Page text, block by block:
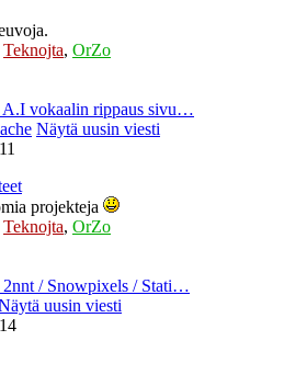
Teknojta, OrZo
A.I vokaalin rippaus sivu…
Näytä uusin viesti
projekteja
Teknojta, OrZo
2nnt / Snowpixels / Stati…
uusin viesti